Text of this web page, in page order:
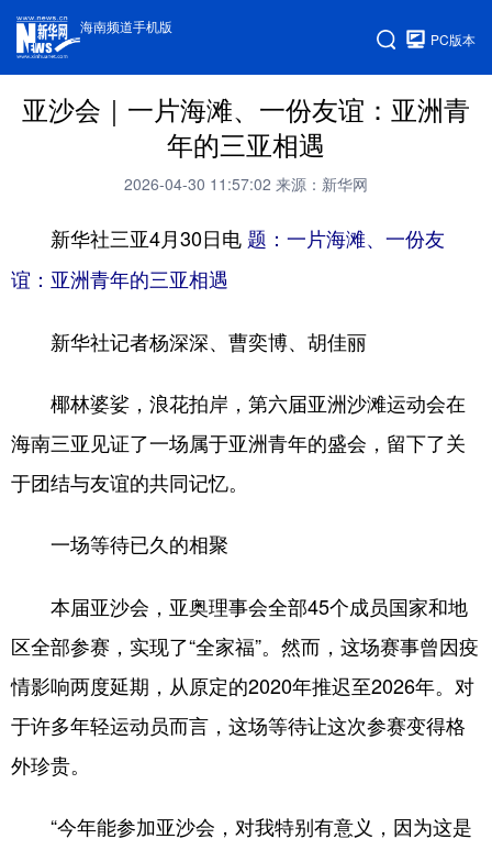
海南频道手机版
PC版本
亚沙会｜一片海滩、一份友谊：亚洲青
年的三亚相遇
2026-04-30 11:57:02 来源：新华网
新华社三亚4月30日电 题：一片海滩、一份友
谊：亚洲青年的三亚相遇
新华社记者杨深深、曹奕博、胡佳丽
椰林婆娑，浪花拍岸，第六届亚洲沙滩运动会在
海南三亚见证了一场属于亚洲青年的盛会，留下了关
于团结与友谊的共同记忆。
一场等待已久的相聚
本届亚沙会，亚奥理事会全部45个成员国家和地
区全部参赛，实现了“全家福”。然而，这场赛事曾因疫
情影响两度延期，从原定的2020年推迟至2026年。对
于许多年轻运动员而言，这场等待让这次参赛变得格
外珍贵。
“今年能参加亚沙会，对我特别有意义，因为这是